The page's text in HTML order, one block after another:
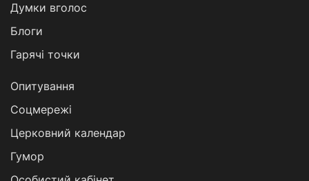
Думки вголос
Блоги
Гарячі точки
Опитування
Соцмережі
Церковний календар
Гумор